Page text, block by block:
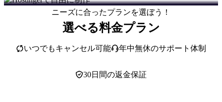
ニーズに合ったプランを選ぼう！
選べる料金プラン
30日間の返金保証
いつでもキャンセル可能 年中無休のサポート体制